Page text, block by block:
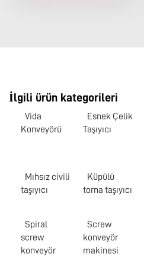
İlgili ürün kategorileri
Vida
Konveyörü
Esnek Çelik
Taşıyıcı
Mıhsız civili
taşıyıcı
Küpülü
torna taşıyıcı
Spiral
screw
konveyör
Screw
konveyör
makinesi